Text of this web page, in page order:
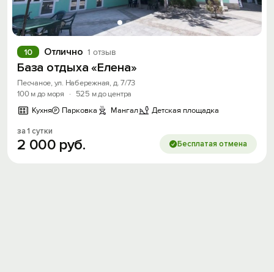
Отлично 1 отзыв
10
База отдыха «Елена»
Песчаное, ул. Набережная, д. 7/73
100 м до моря
·
525 м до центра
Кухня
Парковка Мангал Детская площадка
за 1 сутки
2 000 руб. Бесплатая отмена